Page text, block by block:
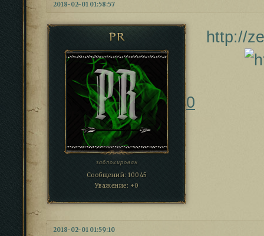
2018-02-01 01:58:57
PR
заблокирован
Сообщений: 10045
Уважение: +0
http://
0
2018-02-01 01:59:10